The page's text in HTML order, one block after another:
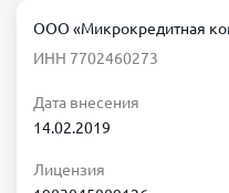
ООО «Микрокредитная
ИНН 7702460273
Дата внесения
14.02.2019
Лицензия